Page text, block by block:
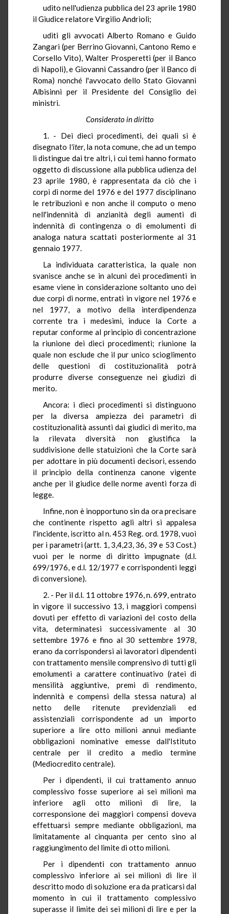
udito nell'udienza pubblica del 23 aprile 1980
il Giudice relatore Virgilio Andrioli;
uditi gli avvocati Alberto Romano e Guido
Zangari (per Berrino Giovanni, Cantono Remo e
Corsello Vito), Walter Prosperetti (per il Banco
di Napoli), e Giovanni Cassandro (per il Banco di
Roma) nonché l'avvocato dello Stato Giovanni
Albisinni per il Presidente del Consiglio dei
ministri.
Considerato in diritto
1. - Dei dieci procedimenti, dei quali si è
disegnato l'iter, la nota comune, che ad un tempo
li distingue dai tre altri, i cui temi hanno formato
oggetto di discussione alla pubblica udienza del
23 aprile 1980, è rappresentata da ciò che i
corpi di norme del 1976 e del 1977 disciplinano
le retribuzioni e non anche il computo o meno
nell'indennità di anzianità degli aumenti di
indennità di contingenza o di emolumenti di
analoga natura scattati posteriormente al 31
gennaio 1977.
La individuata caratteristica, la quale non
svanisce anche se in alcuni dei procedimenti in
esame viene in considerazione soltanto uno dei
due corpi di norme, entrati in vigore nel 1976 e
nel 1977, a motivo della interdipendenza
corrente tra i medesimi, induce la Corte a
reputar conforme al principio di concentrazione
la riunione dei dieci procedimenti; riunione la
quale non esclude che il pur unico scioglimento
delle questioni di costituzionalità potrà
produrre diverse conseguenze nei giudizi di
merito.
Ancora: i dieci procedimenti si distinguono
per la diversa ampiezza dei parametri di
costituzionalità assunti dai giudici di merito, ma
la rilevata diversità non giustifica la
suddivisione delle statuizioni che la Corte sarà
per adottare in più documenti decisori, essendo
il principio della continenza canone vigente
anche per il giudice delle norme aventi forza di
legge.
Infine, non è inopportuno sin da ora precisare
che continente rispetto agli altri si appalesa
l'incidente, iscritto al n. 453 Reg. ord. 1978, vuoi
per i parametri (artt. 1, 3,4,23, 36, 39 e 53 Cost.)
vuoi per le norme di diritto impugnate (d.l.
699/1976, e d.l. 12/1977 e corrispondenti leggi
di conversione).
2. - Per il d.l. 11 ottobre 1976, n. 699, entrato
in vigore il successivo 13, i maggiori compensi
dovuti per effetto di variazioni del costo della
vita, determinatesi successivamente al 30
settembre 1976 e fino al 30 settembre 1978,
erano da corrispondersi ai lavoratori dipendenti
con trattamento mensile comprensivo di tutti gli
emolumenti a carattere continuativo (ratei di
mensilità aggiuntive, premi di rendimento,
indennità e compensi della stessa natura) al
netto delle ritenute previdenziali ed
assistenziali corrispondente ad un importo
superiore a lire otto milioni annui mediante
obbligazioni nominative emesse dall'Istituto
centrale per il credito a medio termine
(Mediocredito centrale).
Per i dipendenti, il cui trattamento annuo
complessivo fosse superiore ai sei milioni ma
inferiore agli otto milioni di lire, la
corresponsione dei maggiori compensi doveva
effettuarsi sempre mediante obbligazioni, ma
limitatamente al cinquanta per cento sino al
raggiungimento del limite di otto milioni.
Per i dipendenti con trattamento annuo
complessivo inferiore ai sei milioni di lire il
descritto modo di soluzione era da praticarsi dal
momento in cui il trattamento complessivo
superasse il limite dei sei milioni di lire e per la